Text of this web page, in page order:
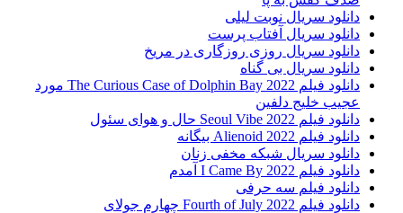
دانلود سریال نوبت لیلی
دانلود سریال آفتاب پرست
دانلود سریال روزی روزگاری در مریخ
دانلود سریال بی گناه
دانلود فیلم The Curious Case of Dolphin Bay 2022 مورد
عجیب خلیج دلفین
دانلود فیلم Seoul Vibe 2022 حال و هوای سئول
دانلود فیلم Alienoid 2022 بیگانه
دانلود سریال شبکه مخفی زنان
دانلود فیلم I Came By 2022 آمدم
دانلود فیلم سه حرفی
دانلود فیلم Fourth of July 2022 چهارم جولای